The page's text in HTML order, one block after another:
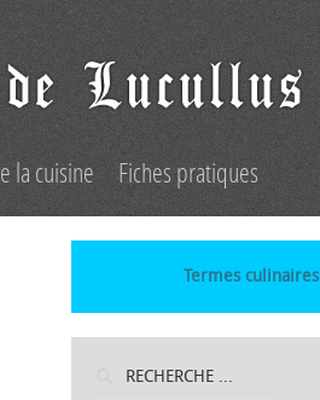
la cuisine Fiches pratiques
Termes culinaires